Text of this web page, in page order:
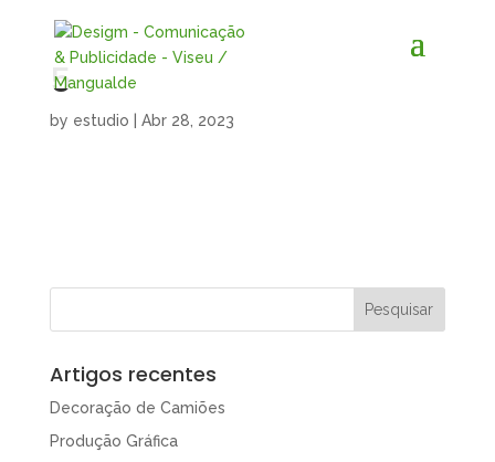
5
by estudio Abr 28, 2023
Artigos recentes
Decoração de Camiões
Produção Gráfica